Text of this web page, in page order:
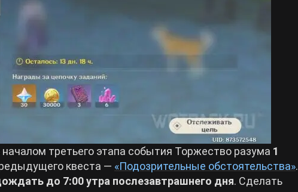
третьего этапа события Торжество разума 1
квеста — «Подозрительные обстоятельства».
до 7:00 утра послезавтрашнего дня. Сделать